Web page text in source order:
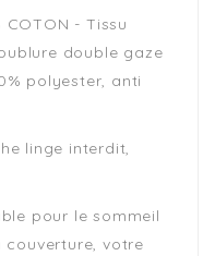
COTON - Tissu
double gaze
polyester, anti
linge interdit,
pour le sommeil
votre